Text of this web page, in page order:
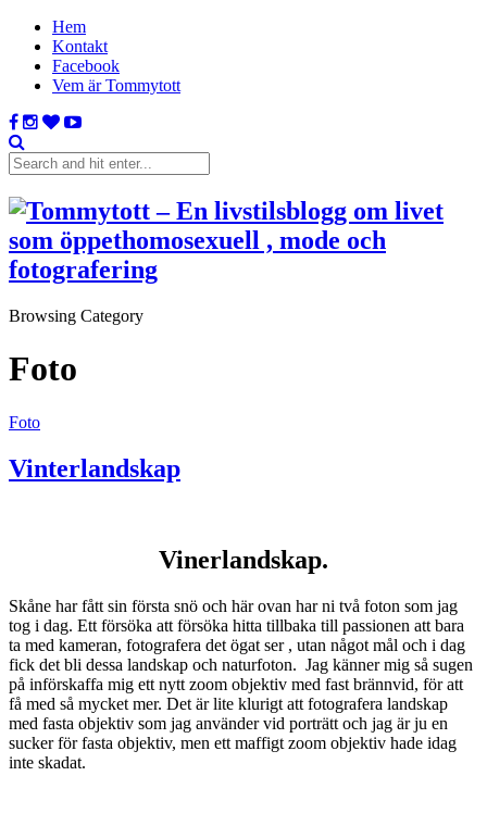
Hem
Kontakt
Facebook
Vem är Tommytott
Browsing Category
Foto
Foto
Vinterlandskap
Vinerlandskap.
Skåne har fått sin första snö och här ovan har ni två foton som jag
tog i dag. Ett försöka att försöka hitta tillbaka till passionen att bara
ta med kameran, fotografera det ögat ser , utan något mål och i dag
fick det bli dessa landskap och naturfoton. Jag känner mig så sugen
på införskaffa mig ett nytt zoom objektiv med fast brännvid, för att
få med så mycket mer. Det är lite klurigt att fotografera landskap
med fasta objektiv som jag använder vid porträtt och jag är ju en
sucker för fasta objektiv, men ett maffigt zoom objektiv hade idag
inte skadat.